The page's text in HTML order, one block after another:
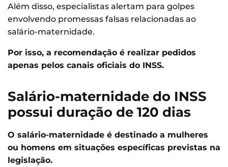
Além disso, especialistas alertam para golpes
envolvendo promessas falsas relacionadas ao
salário-maternidade.
Por isso, a recomendação é realizar pedidos
apenas pelos canais oficiais do INSS.
Salário-maternidade do INSS
possui duração de 120 dias
O salário-maternidade é destinado a mulheres
ou homens em situações específicas previstas na
legislação.